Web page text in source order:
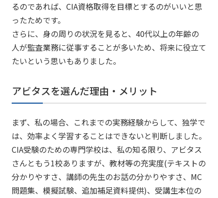
るのであれば、CIA資格取得を目標とするのがいいと思
ったためです。
さらに、身の周りの状況を見ると、40代以上の年齢の
人が監査業務に従事することが多いため、将来に役立て
たいという思いもありました。
アビタスを選んだ理由・メリット
まず、私の場合、これまでの実務経験からして、独学で
は、効率よく学習することはできないと判断しました。
CIA受験のための専門学校は、私の知る限り、アビタス
さんともう1校ありますが、教材等の充実度(テキストの
分かりやすさ、講師の先生のお話の分かりやすさ、MC
問題集、模擬試験、追加補足資料提供)、受講生本位の